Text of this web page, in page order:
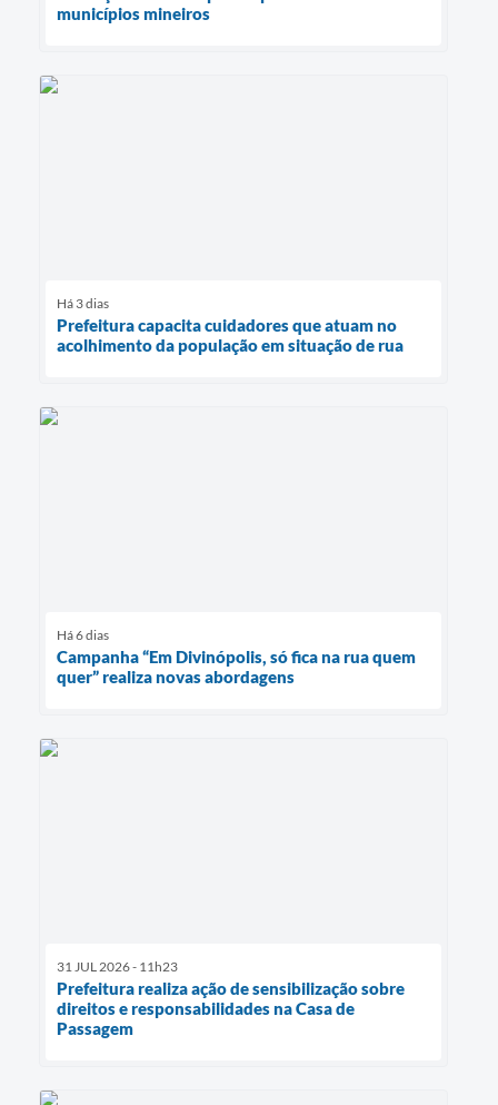
municípios mineiros
Há 3 dias
Prefeitura capacita cuidadores que atuam no
acolhimento da população em situação de rua
Há 6 dias
Campanha “Em Divinópolis, só fica na rua quem
quer” realiza novas abordagens
31 JUL 2026 - 11h23
Prefeitura realiza ação de sensibilização sobre
direitos e responsabilidades na Casa de
Passagem